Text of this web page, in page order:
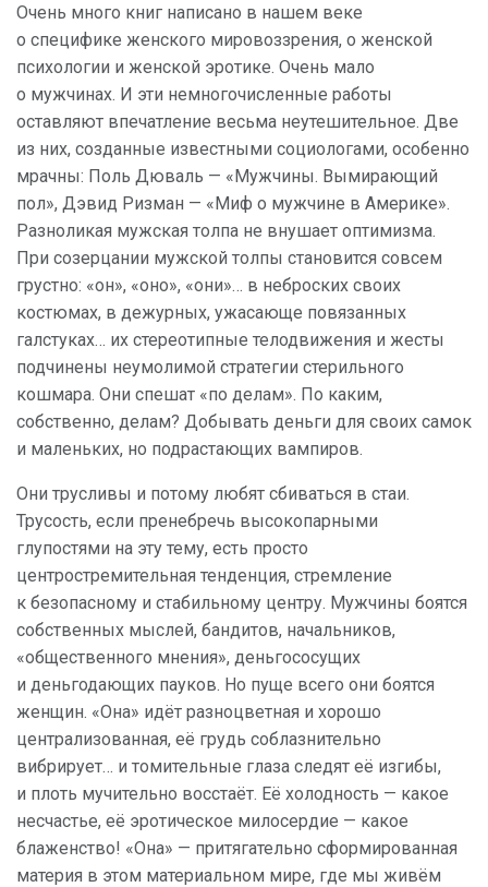
Очень много книг написано в нашем веке
о специфике женского мировоззрения, о женской
психологии и женской эротике. Очень мало
о мужчинах. И эти немногочисленные работы
оставляют впечатление весьма неутешительное. Две
из них, созданные известными социологами, особенно
мрачны: Поль Дюваль — «Мужчины. Вымирающий
пол», Дэвид Ризман — «Миф о мужчине в Америке».
Разноликая мужская толпа не внушает оптимизма.
При созерцании мужской толпы становится совсем
грустно: «он», «оно», «они»… в неброских своих
костюмах, в дежурных, ужасающе повязанных
галстуках… их стереотипные телодвижения и жесты
подчинены неумолимой стратегии стерильного
кошмара. Они спешат «по делам». По каким,
собственно, делам? Добывать деньги для своих самок
и маленьких, но подрастающих вампиров.
Они трусливы и потому любят сбиваться в стаи.
Трусость, если пренебречь высокопарными
глупостями на эту тему, есть просто
центростремительная тенденция, стремление
к безопасному и стабильному центру. Мужчины боятся
собственных мыслей, бандитов, начальников,
«общественного мнения», деньгососущих
и деньгодающих пауков. Но пуще всего они боятся
женщин. «Она» идёт разноцветная и хорошо
централизованная, её грудь соблазнительно
вибрирует… и томительные глаза следят её изгибы,
и плоть мучительно восстаёт. Её холодность — какое
несчастье, её эротическое милосердие — какое
блаженство! «Она» — притягательно сформированная
материя в этом материальном мире, где мы живём